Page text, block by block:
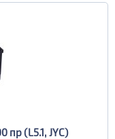
пр (L5.1, JYC)